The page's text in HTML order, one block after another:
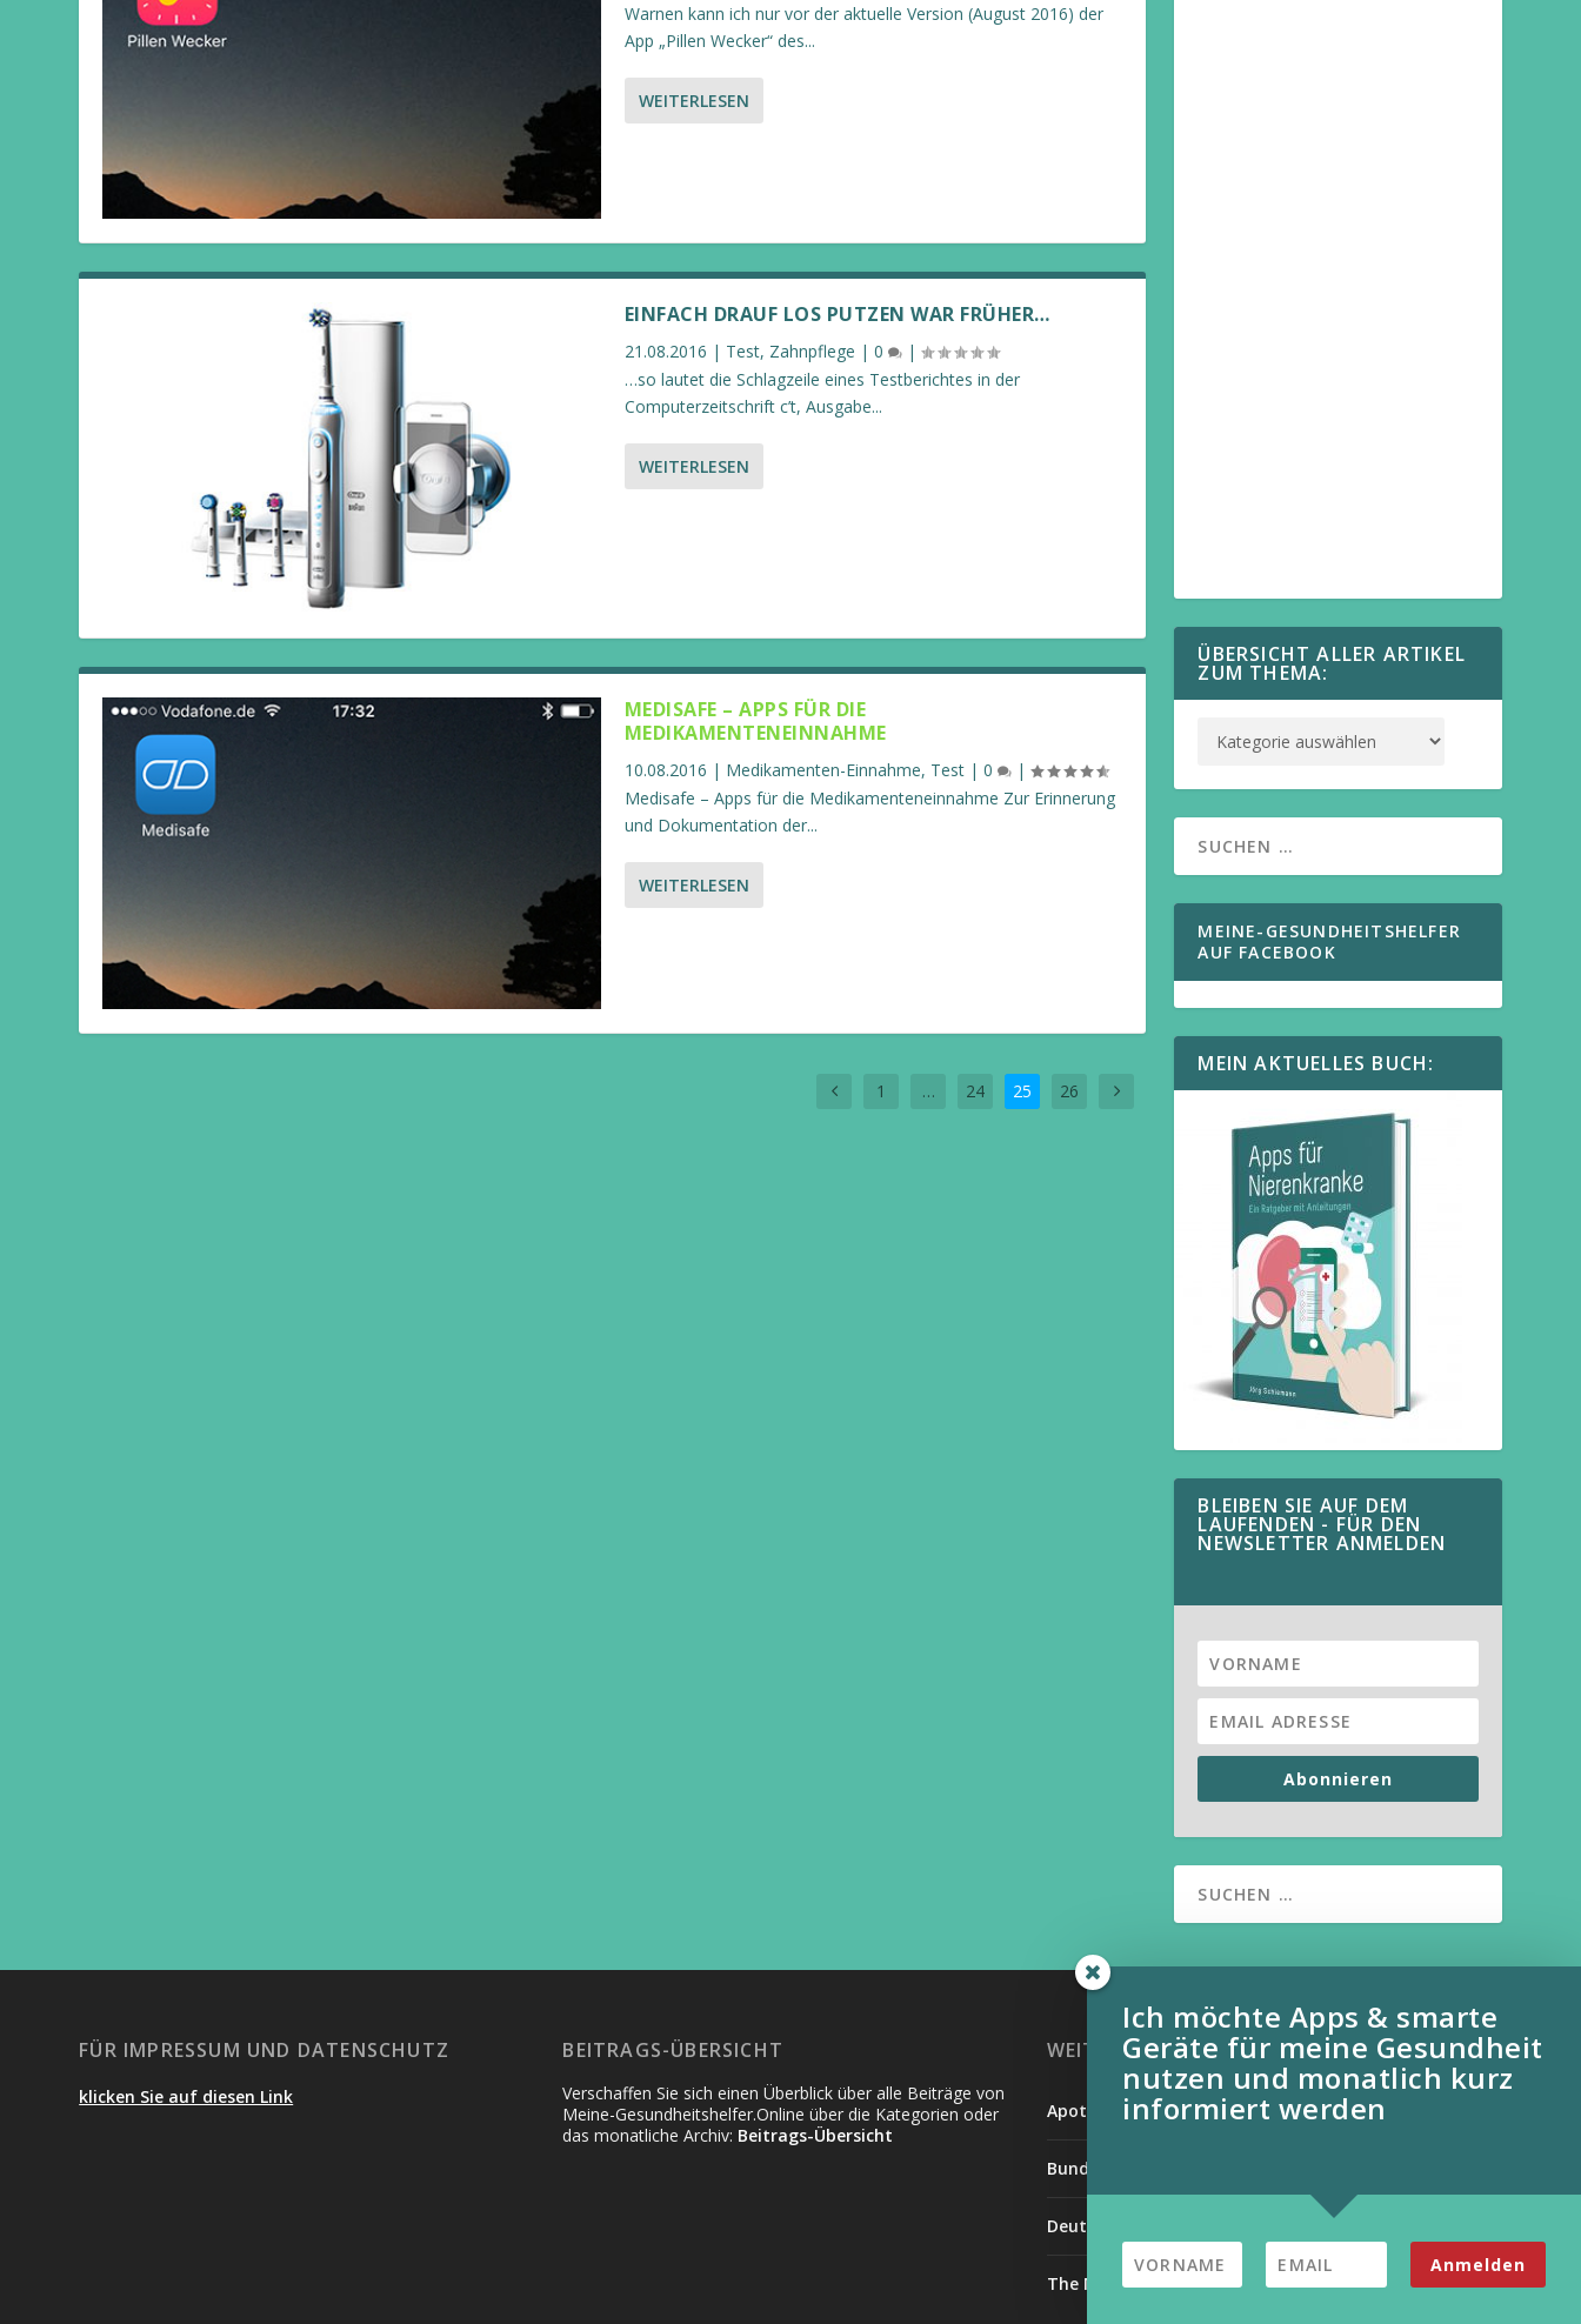
Warnen kann ich nur vor der aktuelle Version (August 2016) der
App „Pillen Wecker“ des...
WEITERLESEN
EINFACH DRAUF LOS PUTZEN WAR FRÜHER…
21.08.2016 | Test, Zahnpflege | 0
|
…so lautet die Schlagzeile eines Testberichtes in der
Computerzeitschrift c’t, Ausgabe...
WEITERLESEN
MEDISAFE – APPS FÜR DIE
MEDIKAMENTENEINNAHME
10.08.2016 | Medikamenten-Einnahme, Test| 0
|
Medisafe – Apps für die Medikamenteneinnahme Zur Erinnerung
und Dokumentation der...
WEITERLESEN
1 … 24 25 26
ÜBERSICHT ALLER ARTIKEL
ZUM THEMA:
MEINE-GESUNDHEITSHELFER
AUF FACEBOOK
MEIN AKTUELLES BUCH:
BLEIBEN SIE AUF DEM
LAUFENDEN - FÜR DEN
NEWSLETTER ANMELDEN
Abonnieren
FÜR IMPRESSUM UND DATENSCHUTZ
klicken Sie auf diesen Link
BEITRAGS-ÜBERSICHT
Verschaffen Sie sich einen Überblick über alle Beiträge von
Meine-Gesundheitshelfer.Online über die Kategorien oder
das monatliche Archiv: Beitrags-Übersicht
WEITERE INFORMATIONSQUELLEN:
Apotheken Umschau
Bundesverband der Organtransplantierten e.V.
Deutsche Stiftung für chronisch Kranke
The Medical Futurist
Ich möchte Apps & smarte
Geräte für meine Gesundheit
nutzen und monatlich kurz
informiert werden
Anmelden